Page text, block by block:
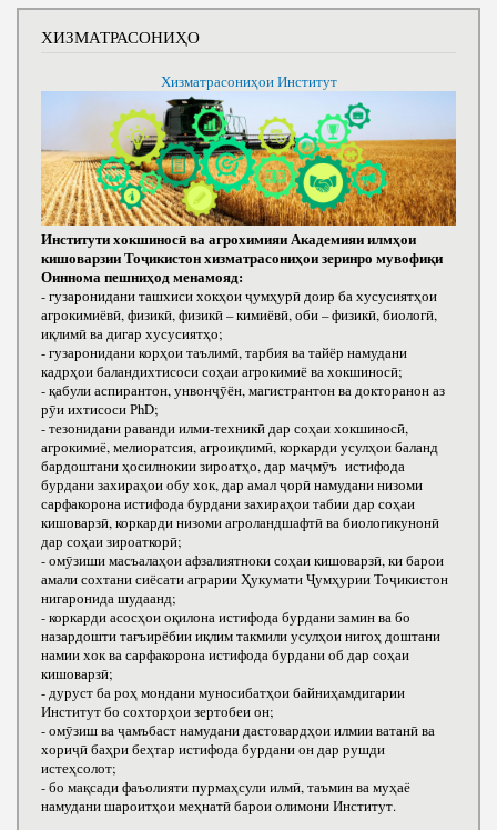
ХИЗМАТРАСОНИҲО
Хизматрасониҳои Институт
Институти хокшиносӣ ва агрохимияи Академияи илмҳои
кишоварзии Тоҷикистон хизматрасониҳои зеринро мувофиқи
Оиннома пешниҳод менамояд:
- гузаронидани ташхиси хокҳои ҷумҳурӣ доир ба хусусиятҳои
агрокимиёвӣ, физикӣ, физикӣ – кимиёвӣ, оби – физикӣ, биологӣ,
иқлимӣ ва дигар хусусиятҳо;
- гузаронидани корҳои таълимӣ, тарбия ва тайёр намудани
кадрҳои баландихтисоси соҳаи агрокимиё ва хокшиносӣ;
- қабули аспирантон, унвонҷӯён, магистрантон ва докторанон аз
рӯи ихтисоси РhD;
- тезонидани раванди илми-техникӣ дар соҳаи хокшиносӣ,
агрокимиё, мелиоратсия, агроиқлимӣ, коркарди усулҳои баланд
бардоштани ҳосилнокии зироатҳо, дар маҷмӯъ истифода
бурдани захираҳои обу хок, дар амал ҷорӣ намудани низоми
сарфакорона истифода бурдани захираҳои табии дар соҳаи
кишоварзӣ, коркарди низоми агроландшафтӣ ва биологикунонӣ
дар соҳаи зироаткорӣ;
- омӯзиши масъалаҳои афзалиятноки соҳаи кишоварзӣ, ки барои
амали сохтани сиёсати аграрии Ҳукумати Ҷумҳурии Тоҷикистон
нигаронида шудаанд;
- коркарди асосҳои оқилона истифода бурдани замин ва бо
назардошти тағъирёбии иқлим такмили усулҳои нигоҳ доштани
намии хок ва сарфакорона истифода бурдани об дар соҳаи
кишоварзӣ;
- дуруст ба роҳ мондани муносибатҳои байниҳамдигарии
Институт бо сохторҳои зертобеи он;
- омӯзиш ва ҷамъбаст намудани дастовардҳои илмии ватанӣ ва
хориҷӣ баҳри беҳтар истифода бурдани он дар рушди
истеҳсолот;
- бо мақсади фаъолияти пурмаҳсули илмӣ, таъмин ва муҳаё
намудани шароитҳои меҳнатӣ барои олимони Институт.